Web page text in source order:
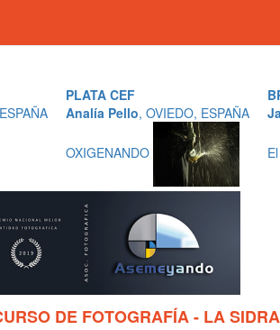
PLATA CEF
Analía Pello, OVIEDO, ESPAÑA
OXIGENANDO
DE FOTOGRAFÍA - LA SIDRA